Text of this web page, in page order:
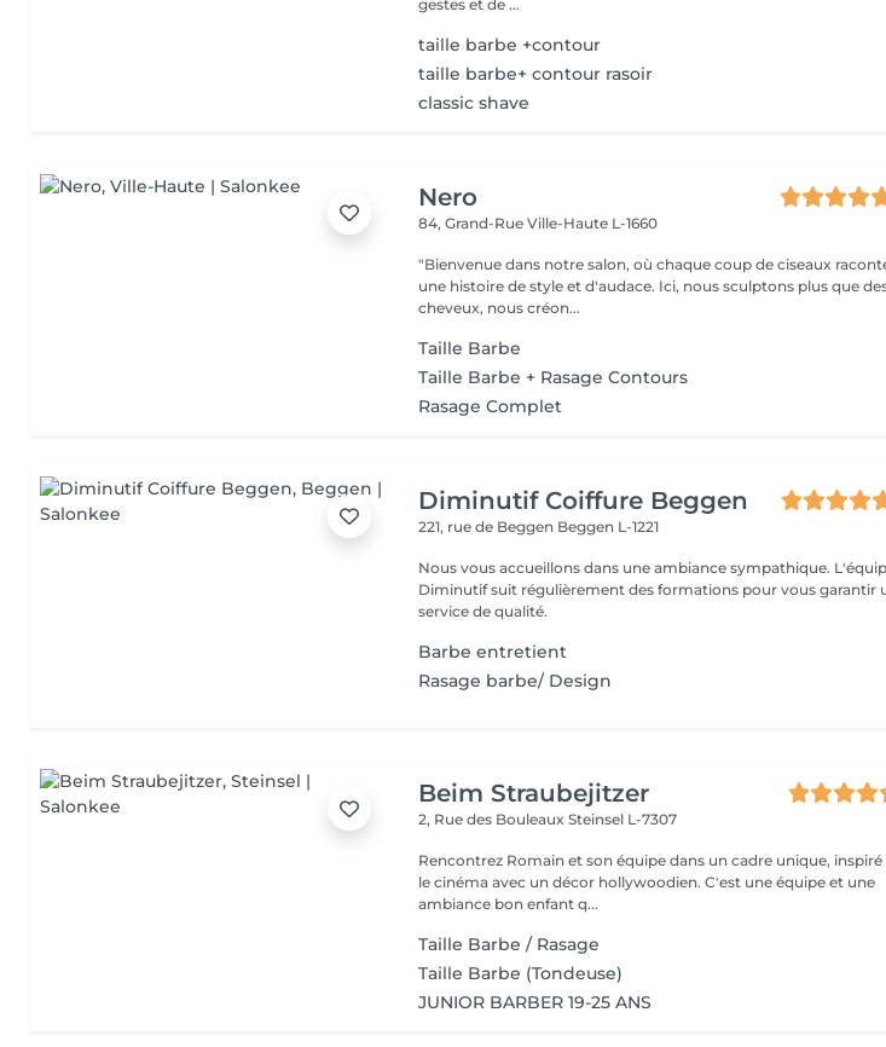
gestes et de ...
taille barbe +contour
taille barbe+ contour rasoir
classic shave
Nero
84, Grand-RueVille-Haute L-1660
"Bienvenue dans notre salon, où chaque coup de ciseaux
une histoire de style et d'audace. Ici, nous sculptons plus que
cheveux, nous créon...
Taille Barbe
Taille Barbe + Rasage Contours
Rasage Complet
Diminutif Coiffure Beggen
221, rue de Beggen Beggen L-1221
Nous vous accueillons dans une ambiance sympathique.
Diminutif suit régulièrement des formations pour vous garantir
service de qualité.
Barbe entretient
Rasage barbe/ Design
Beim Straubejitzer
2, Rue des BouleauxSteinsel L-7307
Rencontrez Romain et son équipe dans un cadre unique, inspiré
le cinéma avec un décor hollywoodien. C'est une équipe et une
ambiance bon enfant q...
Taille Barbe / Rasage
Taille Barbe (Tondeuse)
JUNIOR BARBER 19-25 ANS